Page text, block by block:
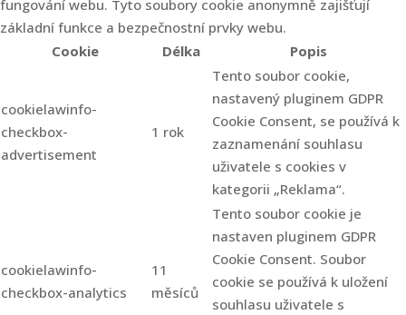
fungování webu. Tyto soubory cookie anonymně zajišťují
základní funkce a bezpečnostní prvky webu.
Cookie
Délka Popis
cookielawinfo-
checkbox-
advertisement
1 rok
Tento soubor cookie,
nastavený pluginem GDPR
Cookie Consent, se používá k
zaznamenání souhlasu
uživatele s cookies v
kategorii „Reklama“.
cookielawinfo-
checkbox-analytics
11
měsíců
Tento soubor cookie je
nastaven pluginem GDPR
Cookie Consent. Soubor
cookie se používá k uložení
souhlasu uživatele s